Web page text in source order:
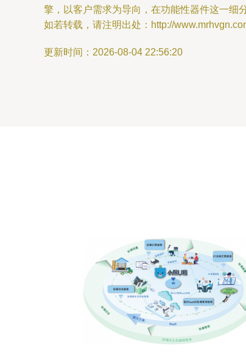
擎，以客户需求为导向，在功能性器件这一细
如若转载，请注明出处：http://
更新时间：2026-08-04 22:56:20